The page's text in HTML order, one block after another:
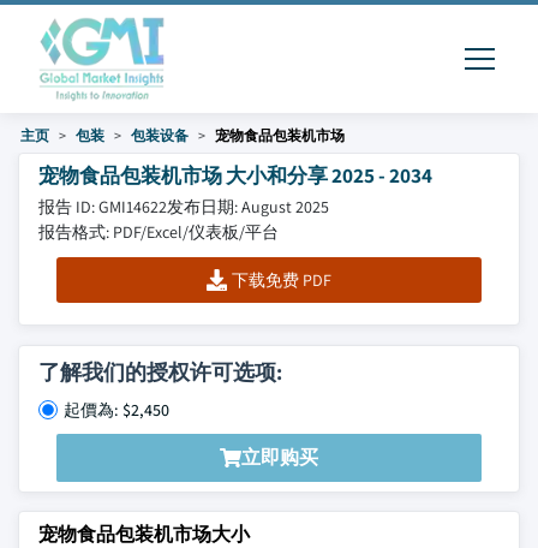
主页 包装 包装设备 宠物食品包装机市场
宠物食品包装机市场 大小和分享 2025 - 2034
报告 ID: GMI14622发布日期: August 2025
报告格式: PDF/Excel/仪表板/平台
下载免费 PDF
了解我们的授权许可选项:
起價為: $2,450
立即购买
宠物食品包装机市场大小